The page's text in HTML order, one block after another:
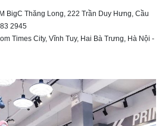
BigC Thăng Long, 222 Trần Duy Hưng, Cầu
2945
Times City, Vĩnh Tuy, Hai Bà Trưng, Hà Nội -